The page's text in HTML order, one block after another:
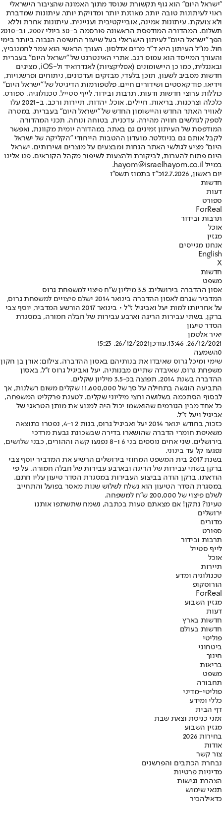
"ישראל היום" הוא גוף תקשורת שנוסד מתוך האמונה שהציבור הישראלי
ראוי לעיתונות טובה יותר, מאוזנת יותר ומדויקת יותר. עיתונות שמדברת
ולא צועקת. עיתונות אמינה, אובייקטיבית ועניינית. עיתונות אחרת וללא
תשלום. המהדורה המודפסת הראשונה פורסמה ב-30 ביולי 2007, וב-2010
הפך "ישראל היום" לעיתון הישראלי בעל שיעור החשיפה הגבוה ביותר בימי
חול. מו"ל העיתון היא ד"ר מרים אדלסון. העורך הראשי הוא עמר לחמנוביץ,
והעורך המייסד הוא עמוס רגב. אתרי האינטרנט של "ישראל היום" בעברית
ובאנגלית, כמו כן היישומונים (אפליקציות) לאנדרואיד ול-iOS, מציגים
חדשות מסביב לשעון, תוכן בלעדי, מבזקים ועדכונים, ניתוחים ופרשנויות,
וידיאו, פודקאסטים ושידורים חיים. פלטפורמות הדיגיטל של "ישראל היום"
כוללות ערוצי חדשות ודעות, תרבות ובידור, לייף סטייל, טכנולוגיה, ספורט,
כלכלה וצרכנות, בריאות, חיילים, אוכל, יהדות, תיירות ורכב. ב-2021 עלו
לאוויר האתר החדש והיישומון החדש של "ישראל היום" בעברית, במטרה
לספק לגולשים חוויה מהירה, עדכנית, בטוחה ונוחה. תכני המהדורה
המודפסת של העיתון זמינים גם באתר, במהדורה יומית מקוונת, ואפשר
לקבל אותם גם בניוזלטר. מועדון ההטבות הייחודי "הקליקה של ישראל
היום" מציע לגולשי האתר הנחות ומבצעים על מוצרים ושירותים. ישראל
היום פתוח להערות, לביקורת ולהצעות לשיפור מקהל הקוראים. פנו אלינו
במייל hayom@israelhayom.co.il.
יום ראשון, 12.7.2026
כ"ז בתמוז תשפ"ו
חדשות
דעות
ספורט
ForReal
תרבות ובידור
אוכל
מגזין
אנחנו מגייסים
English
X
חדשות
משפט
אסון ההדברה בירושלים: 3.5 מיליון ש"ח פיצוי למשפחת גרוס
המדביר שגרם לאסון ההדברה בינואר 2014 ישלם פיצויים למשפחת גרוס,
על אחריותו למות יעל ואביגיל ז"ל • בינואר 2017 הורשע המדביר, יוסף צבי
ברקן, בשתי עבירות הריגה וארבע עבירות של חבלה חמורה, במסגרת
הסדר טיעון
יאיר אלטמן
26/12/2021, 13:46
,עודכן26/12/2021, 15:23
0השמעה
שימי ומיכל גרוס שאיבדו את בנותיהם באסון ההדברה, צילום: אורן בן חקון
משפחת גרוס, שאיבדה שתיים מבנותיה, יעל ואביגיל גרוס ז''ל, באסון
ההדברה בשנת 2014, תפוצה בכ-3.5 מיליון שקלים.
התביעה הוגשה בתחילה על סך של 11,600,000 שקלים משום רשלנות, אך
לבסוף הסתכמה בשלושה וחצי מיליוני שקלים. לטענת פרקליט המשפחה,
כל אחד מבין הגורמים שהואשמו יכול היה למנוע את מותן הטראגי של
אביגיל ויעל ז"ל.
כזכור, בחודש ינואר 2014 יעל ואביגיל גרוס, בנות 2 ו-4, נפטרו כתוצאה
משאיפת חומרי הדברה שהושארו בדירה שבשכונת גבעת מרדכי
בירושלים. שני אחים נוספים בני 6 ו-8 נפגעו קשה וההורים, כבני שלושים,
נפגעו קל עד בינוני.
בשנת 2017 בית המשפט המחוזי בירושלים הרשיע את המדביר יוסף צבי
ברקן בשתי עבירות של הריגה ובארבע עבירות של חבלה חמורה, על פי
הודאתו. ברקן הודה בביצוע העבירות במסגרת הסדר טיעון עליו חתם.
במסגרת הסדר הטיעון הוא נשלח לשלוש שנות מאסר בפועל והתחייב
לשלם פיצוי של 200,000 ש"ח למשפחה.
טעינו? נתקן! אם מצאתם טעות בכתבה, נשמח שתשתפו אותנו
ירושלים
מדורים
ספורט
תרבות ובידור
לייף סטייל
אוכל
תיירות
טכנולוגיה ומדע
הורוסקופ
ForReal
מגזין השבוע
דעות
חדשות בארץ
חדשות בעולם
פוליטי
ביטחוני
חינוך
בריאות
משפט
תחבורה
פוליטי-מדיני
כללי ומידע
דף הבית
זמני כניסת וצאת שבת
מגזין השבוע
בחירות 2026
אודות
צור קשר
נבחרת הכתבים והפרשנים
מדיניות פרטיות
הצהרת נגישות
תנאי שימוש
כדאילהכיר